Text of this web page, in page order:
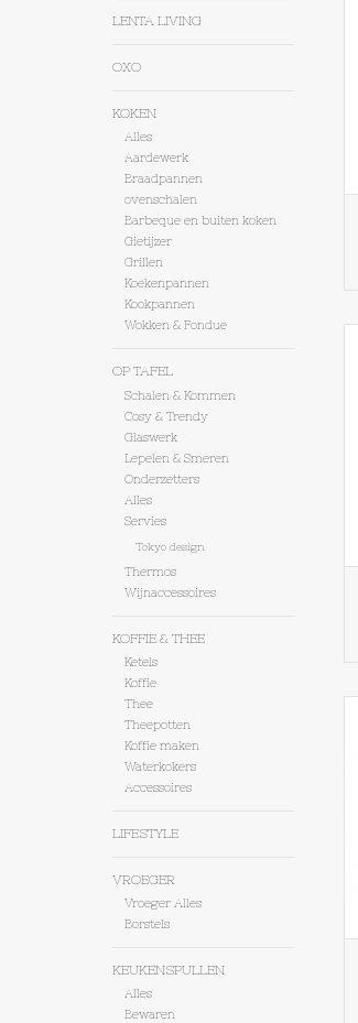
LENTA LIVING
OXO
KOKEN
Alles
Aardewerk
Braadpannen
ovenschalen
Barbeque en buiten koken
Gietijzer
Grillen
Koekenpannen
Kookpannen
Wokken & Fondue
OP TAFEL
Schalen & Kommen
Cosy & Trendy
Glaswerk
Lepelen & Smeren
Onderzetters
Alles
Servies
Tokyo design
Thermos
Wijnaccessoires
KOFFIE & THEE
Ketels
Koffie
Thee
Theepotten
Koffie maken
Waterkokers
Accessoires
LIFESTYLE
VROEGER
Vroeger Alles
Borstels
KEUKENSPULLEN
Alles
Bewaren